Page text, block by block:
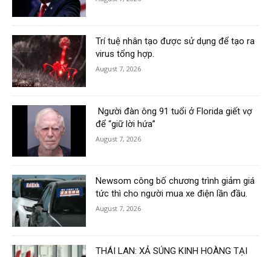
Trí tuệ nhân tạo được sử dụng để tạo ra
virus tổng hợp.
August 7, 2026
Người đàn ông 91 tuổi ở Florida giết vợ
để “giữ lời hứa”
August 7, 2026
Newsom công bố chương trình giảm giá
tức thì cho người mua xe điện lần đầu.
August 7, 2026
THÁI LAN: XẢ SÚNG KINH HOÀNG TẠI